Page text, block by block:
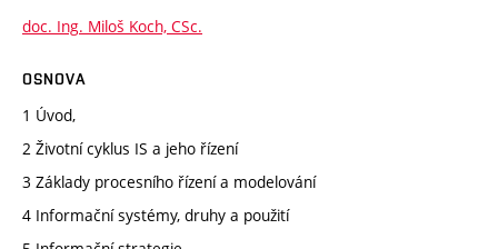
doc. Ing. Miloš Koch, CSc.
OSNOVA
1 Úvod,
2 Životní cyklus IS a jeho řízení
3 Základy procesního řízení a modelování
4 Informační systémy, druhy a použití